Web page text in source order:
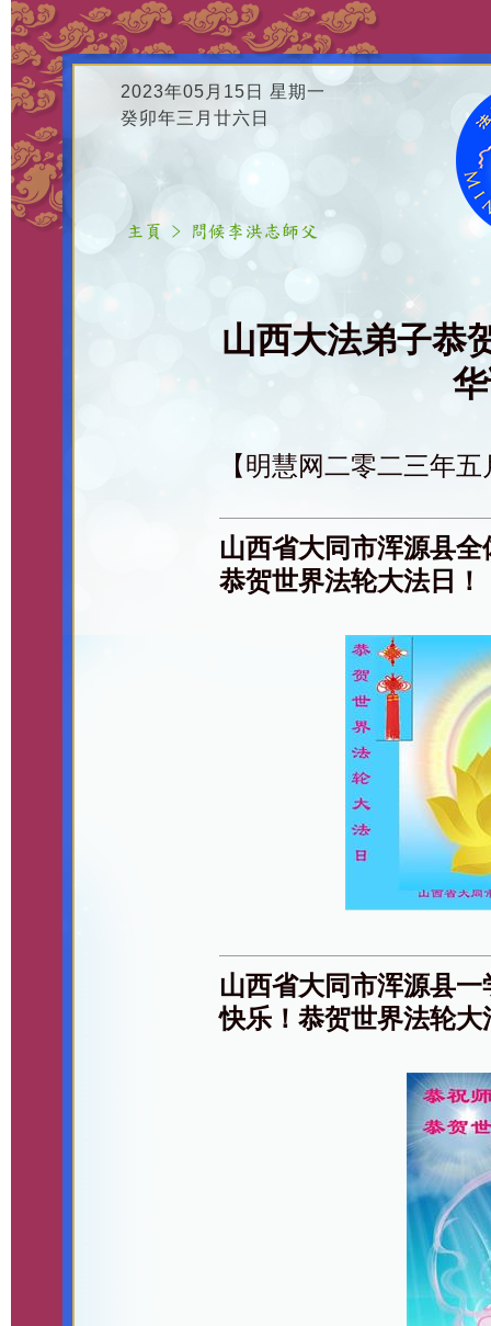
2023年05月15日 星期一
癸卯年三月廿六日
山西大法弟子恭
【明慧网二零二三年
山西省大同市浑源县
恭贺世界法轮大法日！
山西省大同市浑源县
快乐！恭贺世界法轮大